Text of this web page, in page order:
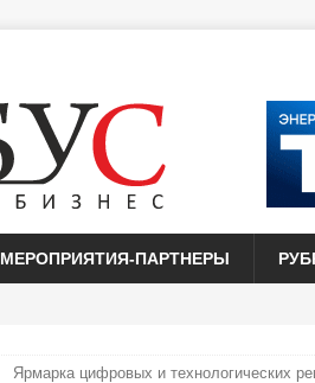
МЕРОПРИЯТИЯ-ПАРТНЕРЫ
Ярмарка цифровых и технологических